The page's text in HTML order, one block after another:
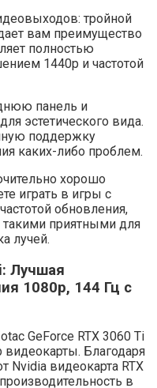
тройной
вам преимущество
полностью
1440p и частотой
панель и
эстетического вида.
поддержку
каких-либо проблем.
хорошо
играть в игры с
обновления,
приятными для
лучей.
Лучшая
1080p, 144 Гц с
GeForce RTX 3060 Ti
Благодаря
Nvidia видеокарта RTX
в